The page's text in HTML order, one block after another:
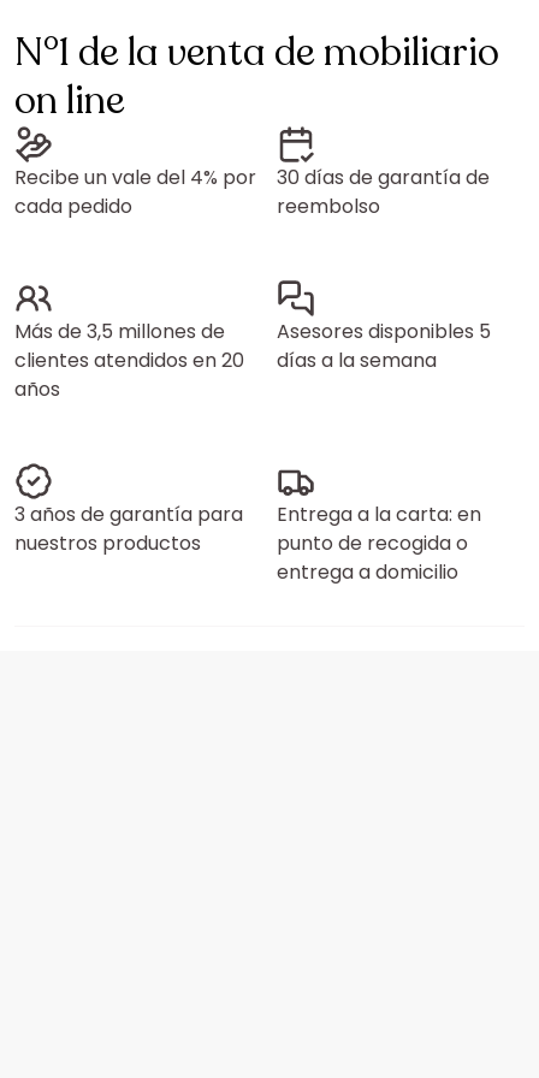
N°1 de la venta de mobiliario
on line
Recibe un vale del 4% por
cada pedido
30 días de garantía de
reembolso
Más de 3,5 millones de
clientes atendidos en 20
años
Asesores disponibles 5
días a la semana
3 años de garantía para
nuestros productos
Entrega a la carta: en
punto de recogida o
entrega a domicilio